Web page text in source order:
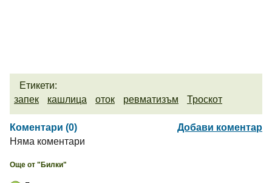
Етикети:
запек
кашлица оток ревматизъм Троскот
Коментари (0)
Добави коментар
Няма коментари
Още от "Билки"